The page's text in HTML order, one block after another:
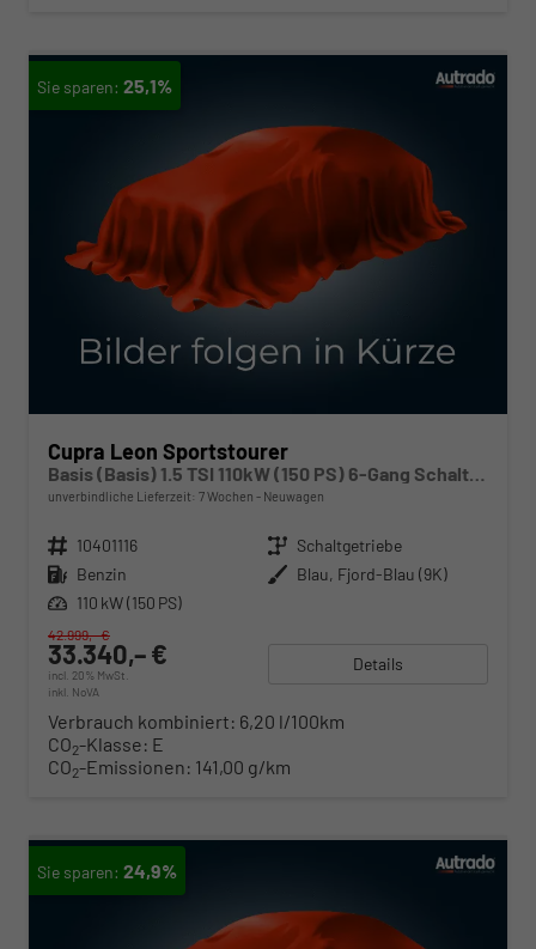
25,1%
Cupra Leon Sportstourer
Basis (Basis) 1.5 TSI 110kW (150 PS) 6-Gang Schaltgetriebe
unverbindliche Lieferzeit: 7 Wochen Neuwagen
Fahrzeugnr. 10401116 Getriebe Schaltgetriebe
Kraftstoff Benzin Außenfarbe Blau, Fjord-Blau (9K)
Leistung 110 kW (150 PS)
33.340,– €
incl. 20% MwSt.
inkl. NoVA
42.999,– €
Details
Verbrauch kombiniert: 6,20 l/100km
CO2-Klasse: E
CO2-Emissionen: 141,00 g/km
24,9%